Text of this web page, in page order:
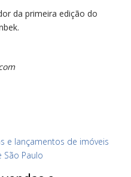
da primeira edição do